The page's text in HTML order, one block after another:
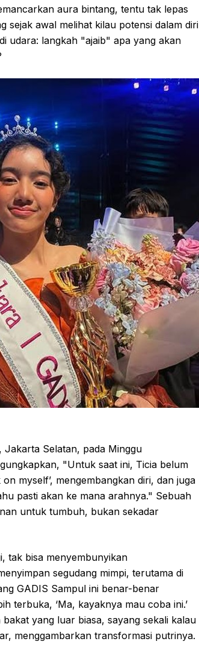
aura bintang, tentu tak lepas
sejak awal melihat kilau potensi dalam diri
udara: langkah "ajaib" apa yang akan
Jakarta Selatan, pada Minggu
"Untuk saat ini, Ticia belum
myself’, mengembangkan diri, dan juga
pasti akan ke mana arahnya." Sebuah
untuk tumbuh, bukan sekadar
tak bisa menyembunyikan
segudang mimpi, terutama di
GADIS Sampul ini benar-benar
terbuka, ‘Ma, kayaknya mau coba ini.’
yang luar biasa, sayang sekali kalau
menggambarkan transformasi putrinya.